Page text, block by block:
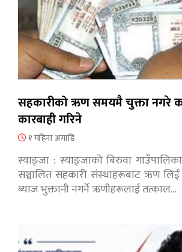
सहकारीको ऋण समयमै चुक्ता नगरे
कारबाही गरिने
१ महिना अगाडि
स्याङ्जा : स्याङ्जाको बिरुवा
सञ्चालित सहकारी संस्थाहरूबाट ऋण
ब्याज भुक्तानी नगर्ने ऋणीहरूलाई तत्काल…